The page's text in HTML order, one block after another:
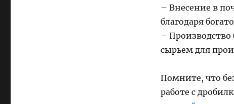
– Внесение в
благодаря
–
сырьем для
Помните, что
работе с